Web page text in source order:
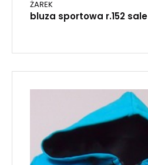
ŻAREK
bluza sportowa r.152 sale